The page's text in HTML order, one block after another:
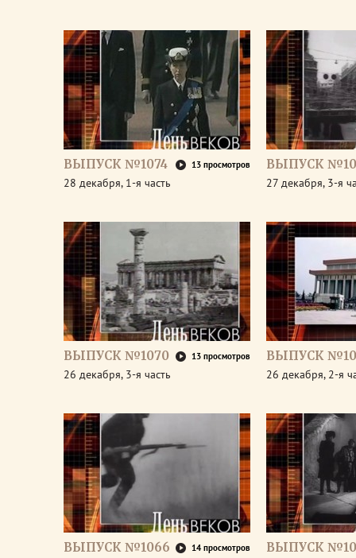
ВЫПУСК №1074 13 просмотров
28 декабря, 1-я часть
ВЫПУСК
27 декабря, 3-я
ВЫПУСК №1070 13 просмотров
26 декабря, 3-я часть
ВЫПУСК
26 декабря, 2-я
ВЫПУСК №1066 14 просмотров ВЫПУСК